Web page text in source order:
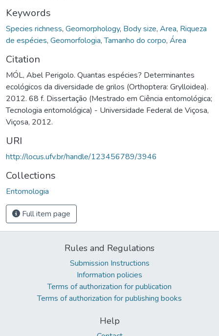
Keywords
Species richness, Geomorphology, Body size, Area, Riqueza
de espécies, Geomorfologia,Tamanho do corpo, Área
Citation
MÓL, Abel Perigolo. Quantas espécies? Determinantes
ecológicos da diversidade de grilos (Orthoptera: Grylloidea).
2012. 68 f. Dissertação (Mestrado em Ciência entomológica;
Tecnologia entomológica) - Universidade Federal de Viçosa,
Viçosa, 2012.
URI
http://locus.ufv.br/handle/123456789/3946
Collections
Entomologia
Full item page
Rules and Regulations
Submission Instructions
Information policies
Terms of authorization for publication
Terms of authorization for publishing books
Help